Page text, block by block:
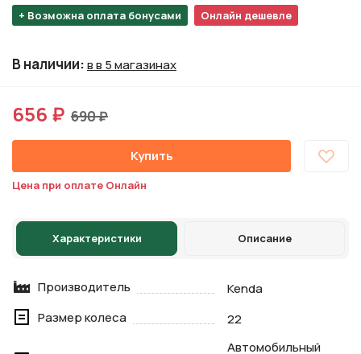
+ Возможна оплата бонусами Онлайн дешевле
В наличии:в в 5 магазинах
656 ₽ 690 ₽
Купить
Цена при оплате Онлайн
Характеристики Описание
Производитель
Kenda
Размер колеса
22
Автомобильный